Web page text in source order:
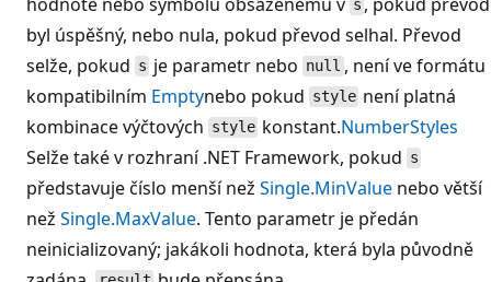
s
byl úspěšný, nebo nula, pokud převod selhal. Převod
selže, pokud s je parametr nebo null , není ve formátu
kompatibilním Emptynebo pokud style není platná
kombinace výčtových style konstant.NumberStyles
Selže také v rozhraní .NET Framework, pokud s
představuje číslo menší než Single.MinValue nebo větší
než Single.MaxValue. Tento parametr je předán
neinicializovaný; jakákoli hodnota, která byla původně